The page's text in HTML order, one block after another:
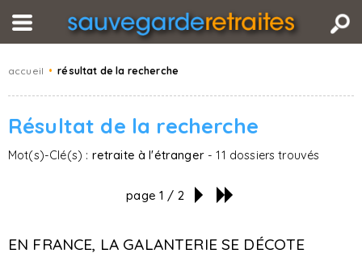
accueil • résultat de la recherche
Résultat de la recherche
Mot(s)-Clé(s) : retraite à l'étranger- 11 dossiers trouvés
page 1 / 2
EN FRANCE, LA GALANTERIE SE DÉCOTE